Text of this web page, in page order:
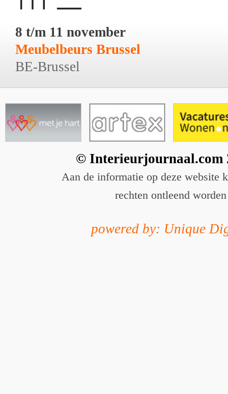
8 t/m 11 november
Meubelbeurs Brussel
BE-Brussel
© Interieurjournaal.com
Aan de informatie op deze website
rechten ontleend worden
powered by: Unique